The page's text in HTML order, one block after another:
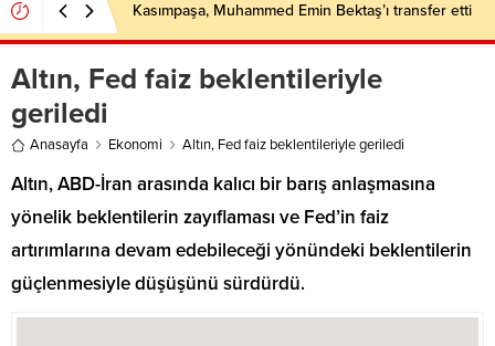
Kasımpaşa, Muhammed Emin Bektaş’ı transfer etti
Altın, Fed faiz beklentileriyle
geriledi
Anasayfa Ekonomi Altın, Fed faiz beklentileriyle geriledi
Altın, ABD-İran arasında kalıcı bir barış anlaşmasına
yönelik beklentilerin zayıflaması ve Fed’in faiz
artırımlarına devam edebileceği yönündeki beklentilerin
güçlenmesiyle düşüşünü sürdürdü.